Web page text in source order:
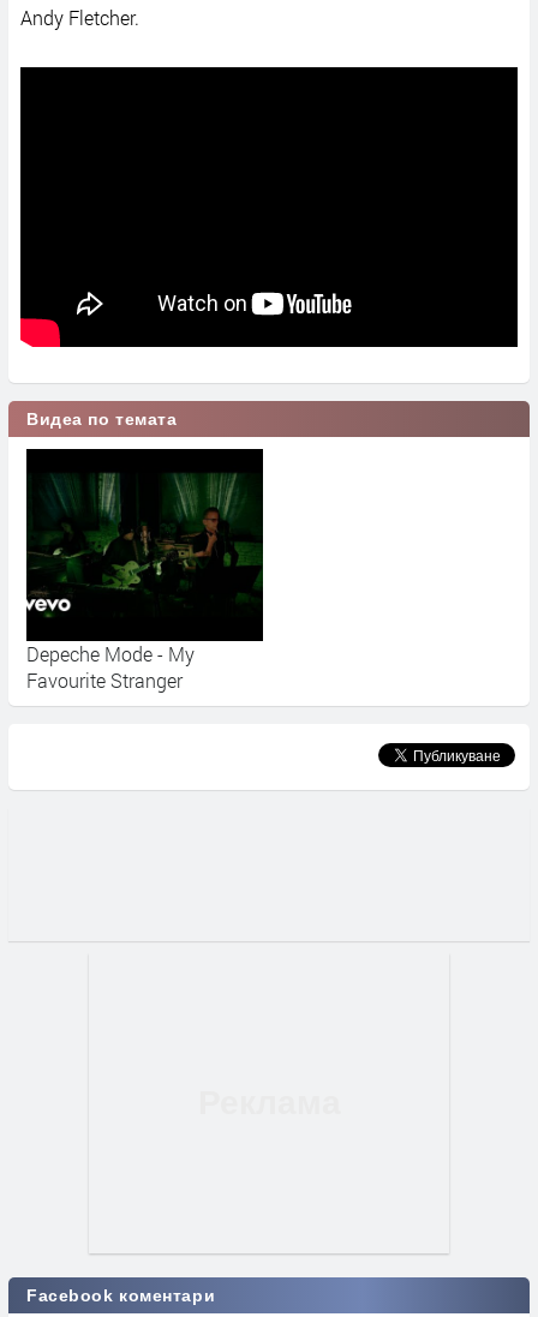
Andy Fletcher.
Видеа по темата
Depeche Mode - My
Favourite Stranger
Facebook коментари